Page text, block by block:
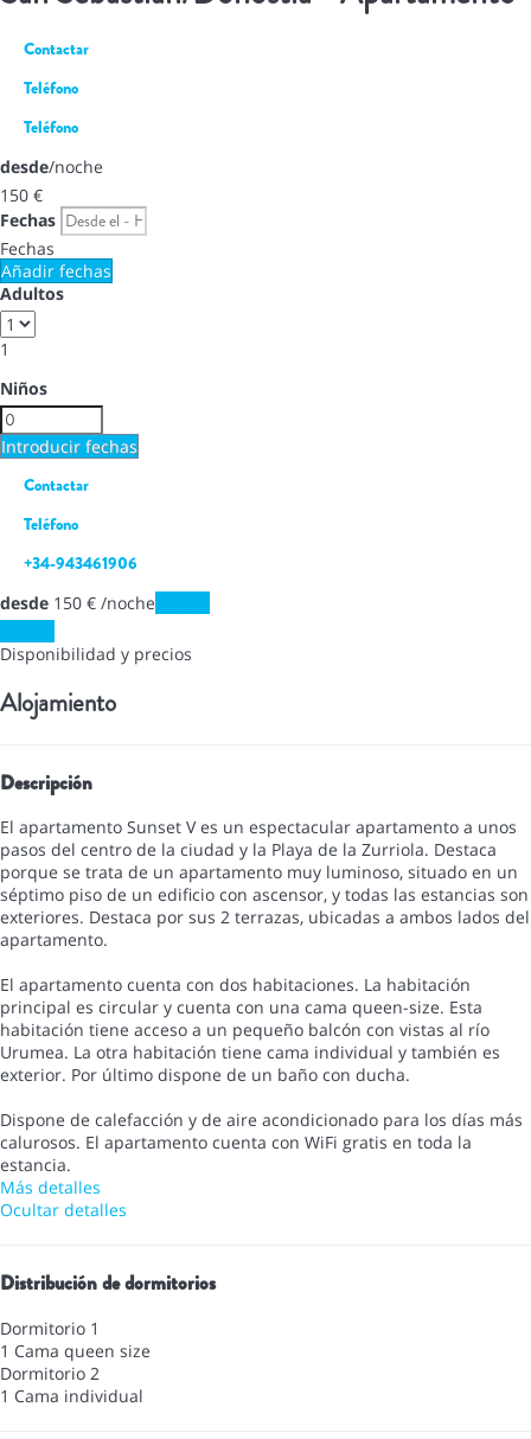
Contactar
Teléfono
Teléfono
desde/noche
150 €
Fechas
Fechas
Añadir fechas
Adultos
1
Niños
Introducir fechas
Contactar
Teléfono
+34-943461906
desde 150 € /noche
Disponibilidad y precios
Alojamiento
Descripción
El apartamento Sunset V es un espectacular apartamento a unos
pasos del centro de la ciudad y la Playa de la Zurriola. Destaca
porque se trata de un apartamento muy luminoso, situado en un
séptimo piso de un edificio con ascensor, y todas las estancias son
exteriores. Destaca por sus 2 terrazas, ubicadas a ambos lados del
apartamento.
El apartamento cuenta con dos habitaciones. La habitación
principal es circular y cuenta con una cama queen-size. Esta
habitación tiene acceso a un pequeño balcón con vistas al río
Urumea. La otra habitación tiene cama individual y también es
exterior. Por último dispone de un baño con ducha.
Dispone de calefacción y de aire acondicionado para los días más
calurosos. El apartamento cuenta con WiFi gratis en toda la
estancia.
Más detalles
Ocultar detalles
Distribución de dormitorios
Dormitorio 1
1 Cama queen size
Dormitorio 2
1 Cama individual